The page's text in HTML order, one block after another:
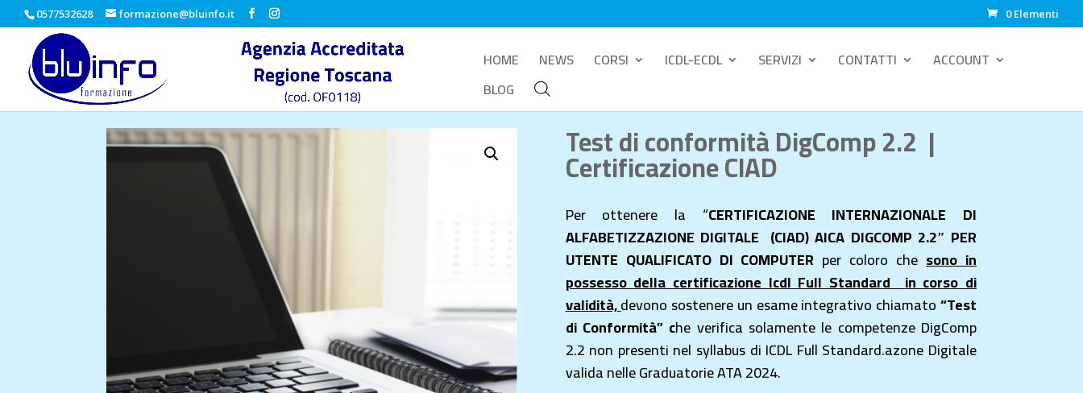
0577532628 formazione@bluinfo.it 0 Elementi
HOME NEWS CORSI ICDL-ECDL SERVIZI CONTATTI
ACCOUNT
BLOG
Test di conformità DigComp 2.2 |
Certificazione CIAD
Per ottenere la “CERTIFICAZIONE INTERNAZIONALE DI
ALFABETIZZAZIONE DIGITALE (CIAD) AICA DIGCOMP 2.2″ PER
UTENTE QUALIFICATO DI COMPUTER per coloro chesono in
possesso della certificazione Icdl Full Standardin corso di
validità,devono sostenere un esame integrativo chiamato“Test
di Conformità” che verifica solamente le competenze DigComp
2.2 non presenti nel syllabus di ICDL Full Standard.azone Digitale
valida nelle Graduatorie ATA 2024.